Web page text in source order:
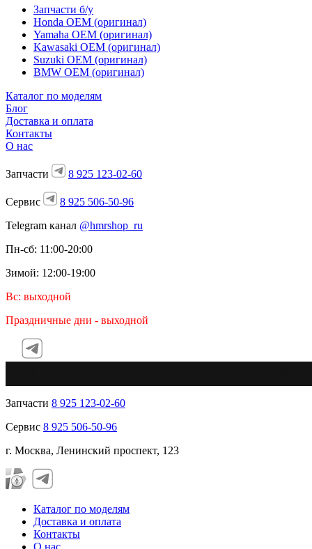
Запчасти б/у
Honda OEM (оригинал)
Yamaha OEM (оригинал)
Kawasaki OEM (оригинал)
Suzuki OEM (оригинал)
BMW OEM (оригинал)
Каталог по моделям
Блог
Доставка и оплата
Контакты
О нас
Запчасти 8 925 123-02-60
Сервис
8 925 506-50-96
Telegram канал @hmrshop_ru
Пн-сб: 11:00-20:00
Зимой: 12:00-19:00
Вс: выходной
Праздничные дни - выходной
Запчасти 8 925 123-02-60
Сервис 8 925 506-50-96
г. Москва, Ленинский проспект, 123
Каталог по моделям
Доставка и оплата
Контакты
О нас